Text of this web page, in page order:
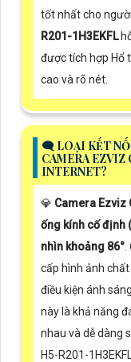
tốt nhất cho
R201-1H3EKFL
được tích hợp Hổ
cao và rõ nét.
🗨️ LOẠI KẾT
CAMERA
INTERNET?
💎 Camera Ezviz
ống kính cố định
nhìn khoảng 86°
cấp hình ảnh
điều kiện ánh
này là khả năng
nhau và dễ dàng
H5-R201-